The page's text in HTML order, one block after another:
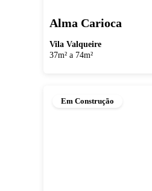
Alma Carioca
Vila Valqueire
37m² a 74m²
Em Construção